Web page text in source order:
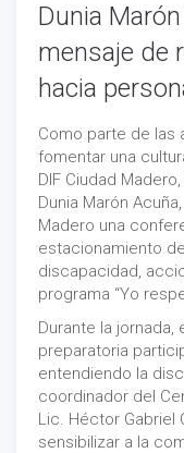
Dunia
mensaje de
hacia
Como parte de las
fomentar una
DIF Ciudad
Dunia Marón
Madero una
estacionamiento
discapacidad,
programa “Yo
Durante la
preparatoria
entendiendo la
coordinador del
Lic. Héctor Gabriel
sensibilizar a la